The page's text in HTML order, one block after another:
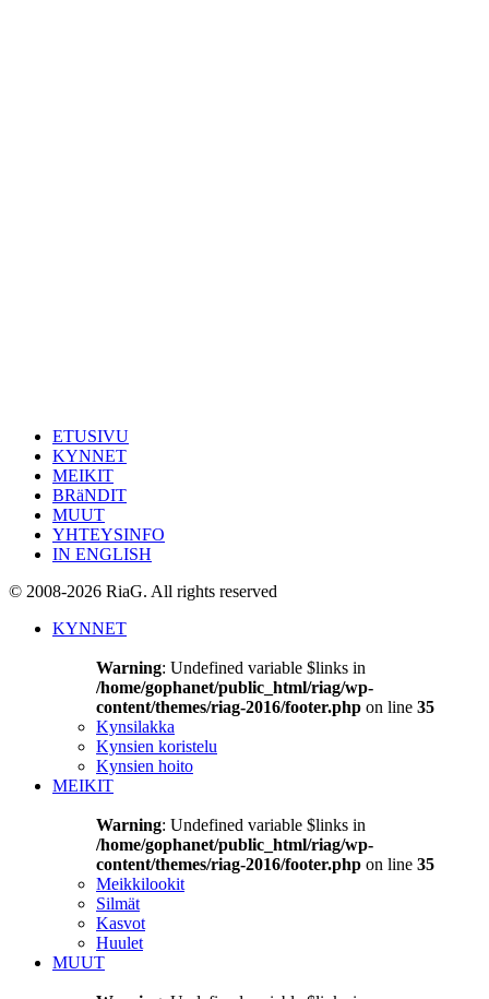
ETUSIVU
KYNNET
MEIKIT
BRäNDIT
MUUT
YHTEYSINFO
IN ENGLISH
© 2008-2026 RiaG. All rights reserved
KYNNET
Warning: Undefined variable $links in
/home/gophanet/public_html/riag/wp-
content/themes/riag-2016/footer.php on line 35
Kynsilakka
Kynsien koristelu
Kynsien hoito
MEIKIT
Warning: Undefined variable $links in
/home/gophanet/public_html/riag/wp-
content/themes/riag-2016/footer.php on line 35
Meikkilookit
Silmät
Kasvot
Huulet
MUUT